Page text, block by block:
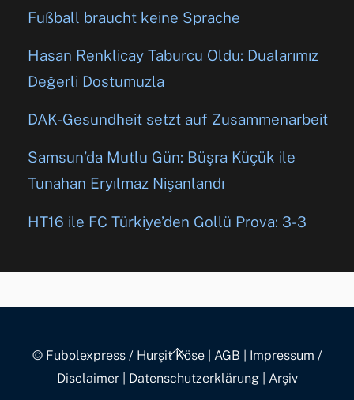
Fußball braucht keine Sprache
Hasan Renklicay Taburcu Oldu: Dualarımız
Değerli Dostumuzla
DAK-Gesundheit setzt auf Zusammenarbeit
Samsun’da Mutlu Gün: Büşra Küçük ile
Tunahan Eryılmaz Nişanlandı
HT16 ile FC Türkiye’den Gollü Prova: 3-3
Back
To
© Fubolexpress / Hurşit Köse| AGB
Impressum /
Disclaimer| Datenschutzerklärung| Arşiv